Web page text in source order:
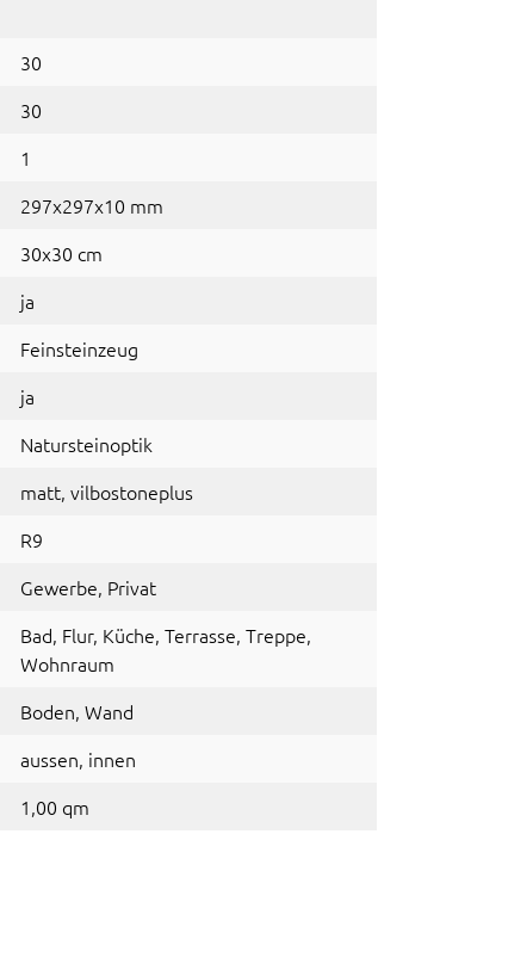
30
30
1
297x297x10 mm
30x30 cm
ja
Feinsteinzeug
ja
Natursteinoptik
matt, vilbostoneplus
R9
Gewerbe, Privat
Bad, Flur, Küche, Terrasse, Treppe,
Wohnraum
Boden, Wand
aussen, innen
1,00 qm